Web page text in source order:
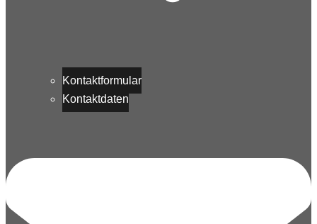
Kontaktformular
Kontaktdaten